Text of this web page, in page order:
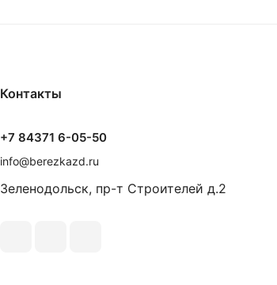
Контакты
+7 84371 6-05-50
info@berezkazd.ru
Зеленодольск, пр-т Строителей д.2